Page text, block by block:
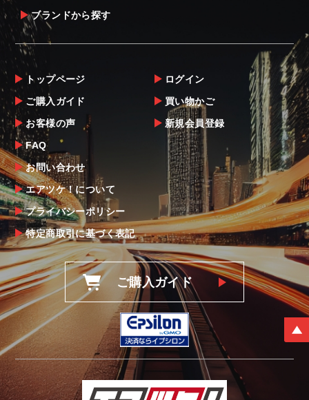
ブランドから探す
トップページ
ご購入ガイド
お客様の声
FAQ
お問い合わせ
エアツケ！について
プライバシーポリシー
特定商取引に基づく表記
ログイン
買い物かご
新規会員登録
ご購入ガイド